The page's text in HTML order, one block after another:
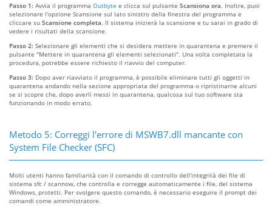
Passo 1: Avvia il programma Outbyte e clicca sul pulsante Scansiona ora. Inoltre, puoi
selezionare l'opzione Scansione sul lato sinistro della finestra del programma e
cliccare su Scansione completa. Il sistema inizierà la scansione e tu sarai in grado di
vedere i risultati della scansione.
Passo 2: Selezionare gli elementi che si desidera mettere in quarantena e premere il
pulsante "Mettere in quarantena gli elementi selezionati". Una volta completata la
procedura, potrebbe essere richiesto il riavvio del computer.
Passo 3: Dopo aver riavviato il programma, è possibile eliminare tutti gli oggetti in
quarantena andando nella sezione appropriata del programma o ripristinarne alcuni
se si scopre che, dopo averli messi in quarantena, qualcosa sul tuo software sta
funzionando in modo errato.
Metodo 5: Correggi l'errore di MSWB7.dll mancante con
System File Checker (SFC)
Molti utenti hanno familiarità con il comando di controllo dell'integrità dei file di
sistema sfc / scannow, che controlla e corregge automaticamente i file, del sistema
Windows, protetti. Per svolgere questo comando, è necessario eseguire il prompt dei
comandi come amministratore.